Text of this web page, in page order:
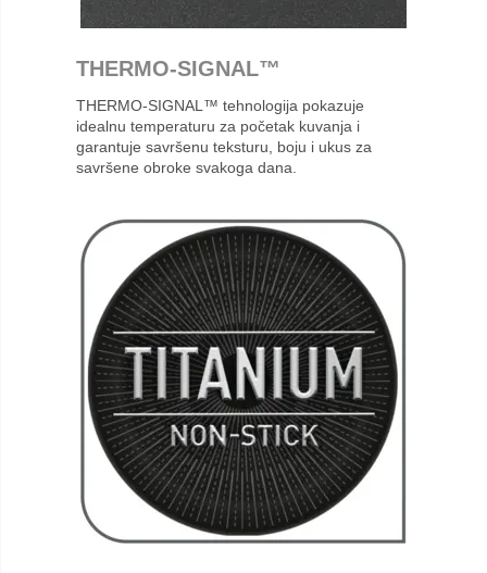
THERMO-SIGNAL™
THERMO-SIGNAL™ tehnologija pokazuje
idealnu temperaturu za početak kuvanja i
garantuje savršenu teksturu, boju i ukus za
savršene obroke svakoga dana.